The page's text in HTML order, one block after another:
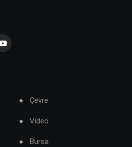
Çevre
Video
Bursa